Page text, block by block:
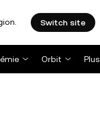
Switch site
Orbit Plus